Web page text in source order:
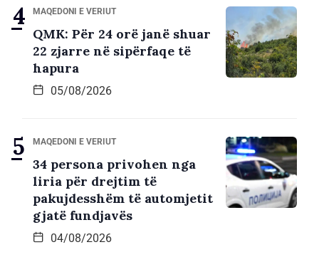
MAQEDONI E VERIUT
QMK: Për 24 orë janë shuar
22 zjarre në sipërfaqe të
hapura
05/08/2026
MAQEDONI E VERIUT
34 persona privohen nga
liria për drejtim të
pakujdesshëm të automjetit
gjatë fundjavës
04/08/2026